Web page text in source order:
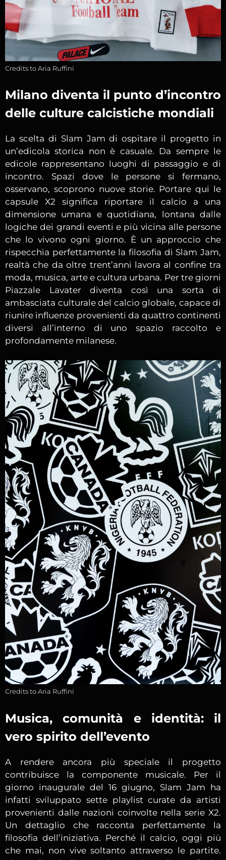
Credits to Aria Ruffini
Milano diventa il punto d’incontro
delle culture calcistiche mondiali
La scelta di Slam Jam di ospitare il progetto in
un’edicola storica non è casuale. Da sempre le
edicole rappresentano luoghi di passaggio e di
incontro. Spazi dove le persone si fermano,
osservano, scoprono nuove storie. Portare qui le
capsule X2 significa riportare il calcio a una
dimensione umana e quotidiana, lontana dalle
logiche dei grandi eventi e più vicina alle persone
che lo vivono ogni giorno. È un approccio che
rispecchia perfettamente la filosofia di Slam Jam,
realtà che da oltre trent’anni lavora al confine tra
moda, musica, arte e cultura urbana. Per tre giorni
Piazzale Lavater diventa così una sorta di
ambasciata culturale del calcio globale, capace di
riunire influenze provenienti da quattro continenti
diversi all’interno di uno spazio raccolto e
profondamente milanese.
Credits to Aria Ruffini
Musica, comunità e identità: il
vero spirito dell’evento
A rendere ancora più speciale il progetto
contribuisce la componente musicale. Per il
giorno inaugurale del 16 giugno, Slam Jam ha
infatti sviluppato sette playlist curate da artisti
provenienti dalle nazioni coinvolte nella serie X2.
Un dettaglio che racconta perfettamente la
filosofia dell’iniziativa. Perché il calcio, oggi più
che mai, non vive soltanto attraverso le partite.